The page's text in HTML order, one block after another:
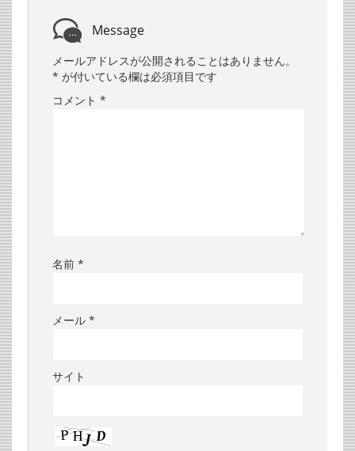
Message
メールアドレスが公開されることはありません。
* が付いている欄は必須項目です
コメント *
名前 *
メール *
サイト